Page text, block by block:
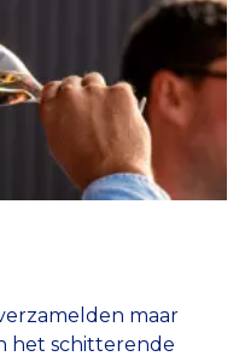
maar
het schitterende